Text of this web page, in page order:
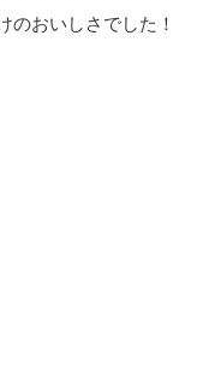
のおいしさでした！